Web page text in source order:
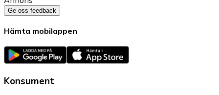
Ge oss feedback
Hämta mobilappen
Konsument